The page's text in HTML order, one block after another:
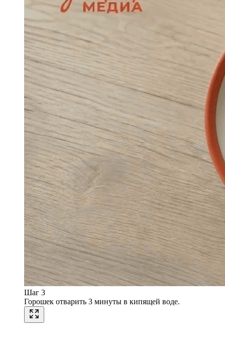
Шаг 3
Горошек отварить 3 минуты в кипящей воде.